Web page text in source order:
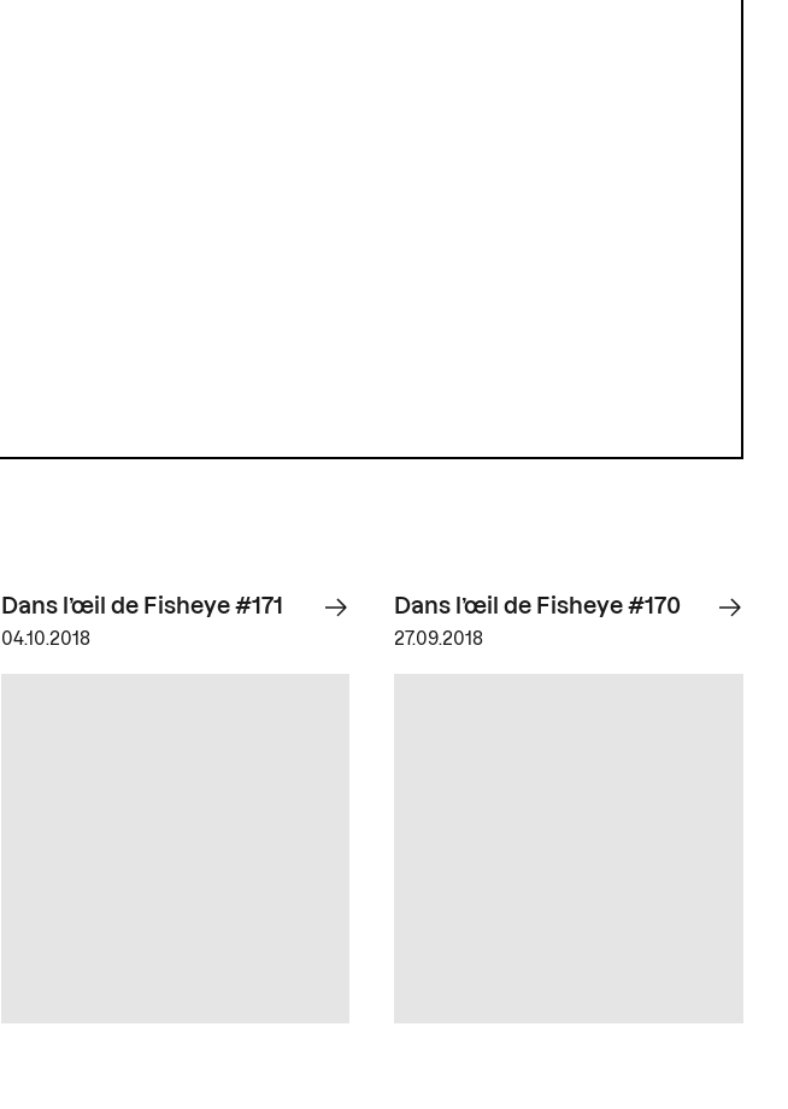
Dans l’œil de Fisheye #171
04.10.2018
Dans l’œil de Fisheye #170
27.09.2018